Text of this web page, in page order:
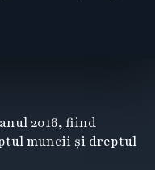
2016, fiind
muncii și dreptul